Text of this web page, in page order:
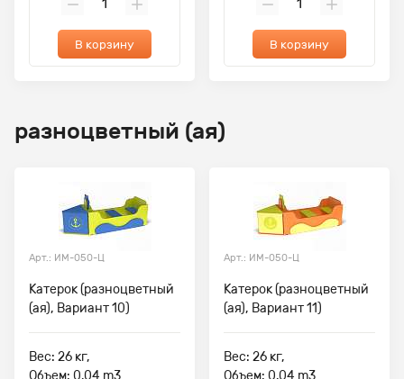
В корзину В корзину
разноцветный (ая)
Арт.: ИМ-050-Ц
Катерок (разноцветный
(ая), Вариант 10)
Вес: 26 кг,
Объем: 0.04 m3
Арт.: ИМ-050-Ц
Катерок (разноцветный
(ая), Вариант 11)
Вес: 26 кг,
Объем: 0.04 m3